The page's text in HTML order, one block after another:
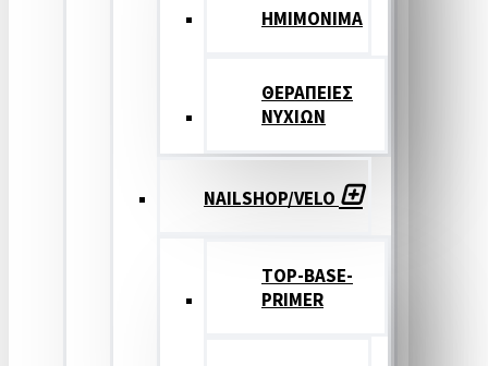
ΗΜΙΜΟΝΙΜΑ
ΘΕΡΑΠΕΙΕΣ
ΝΥΧΙΩΝ
NAILSHOP/VELO
TOP-BASE-
PRIMER